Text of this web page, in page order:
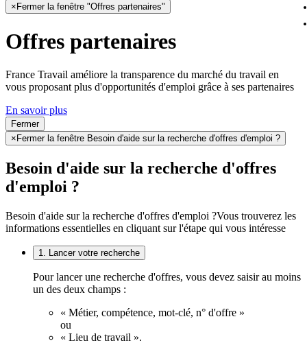
× Fermer la fenêtre "Offres partenaires"
Offres partenaires
France Travail améliore la transparence du marché du travail en
vous proposant plus d'opportunités d'emploi grâce à ses partenaires
En savoir plus
Fermer
× Fermer la fenêtre Besoin d'aide sur la recherche d'offres d'emploi ?
Besoin d'aide sur la recherche d'offres
d'emploi ?
Besoin d'aide sur la recherche d'offres d'emploi ?Vous trouverez les
informations essentielles en cliquant sur l'étape qui vous intéresse
1. Lancer votre recherche
Pour lancer une recherche d'offres, vous devez saisir au moins
un des deux champs :
« Métier, compétence, mot-clé, n° d'offre »
ou
« Lieu de travail ».